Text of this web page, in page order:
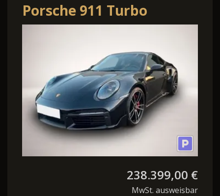
Porsche 911 Turbo
LIV/Matrix/Allrad/Sp.Desig-
Paket, Connect.
238.399,00 €
MwSt. ausweisbar